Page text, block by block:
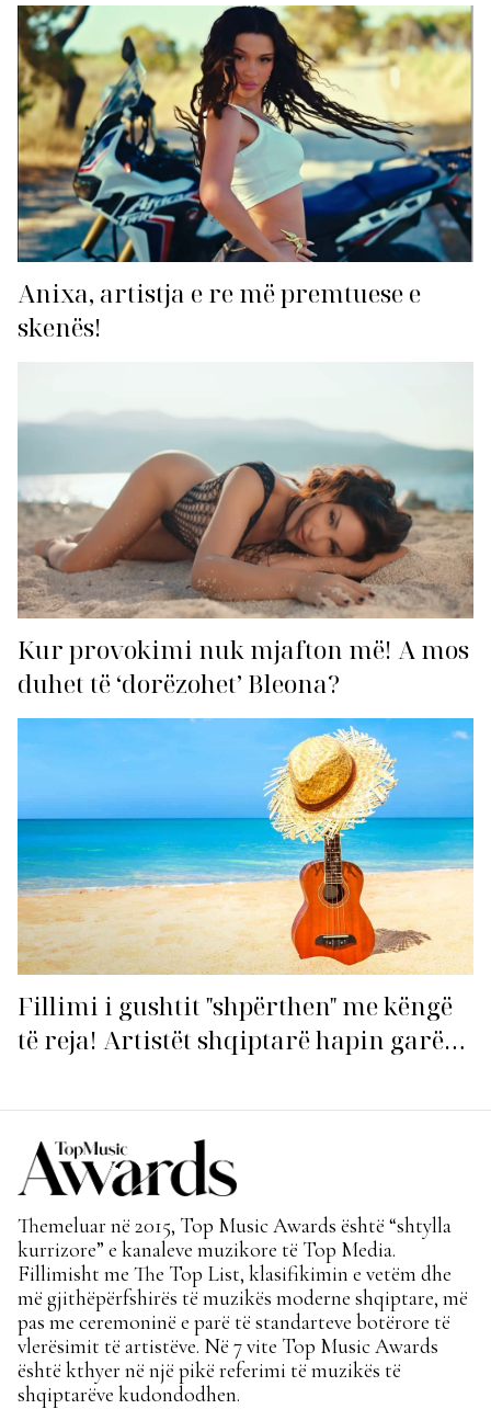
Anixa, artistja e re më premtuese e
skenës!
Kur provokimi nuk mjafton më! A mos
duhet të ‘dorëzohet’ Bleona?
Fillimi i gushtit "shpërthen" me këngë
të reja! Artistët shqiptarë hapin garën
Themeluar në 2015, Top Music Awards është “shtylla
kurrizore” e kanaleve muzikore të Top Media.
Fillimisht me The Top List, klasifikimin e vetëm dhe
më gjithëpërfshirës të muzikës moderne shqiptare, më
pas me ceremoninë e parë të standarteve botërore të
vlerësimit të artistëve. Në 7 vite Top Music Awards
është kthyer në një pikë referimi të muzikës të
shqiptarëve kudondodhen.